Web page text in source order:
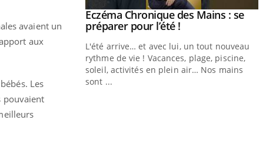
avaient un
aux
Les
pouvaient
diabète de type 2
Youtube
Eczéma Chronique des Mains : se
préparer pour l’été !Youtube
L'été arrive… et avec lui, un tout nouveau
rythme de vie ! Vacances, plage, piscine,
soleil, activités en plein air… Nos mains
sont ...